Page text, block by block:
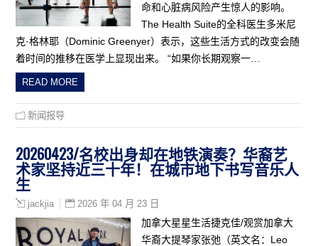
命和心脏病风险产生惊人的影响。
The Health Suite的全科医生多米尼
克·格林耶（Dominic Greenyer）表示，这些生活方式的改变会随
着时间的推移在医学上显现出来。 “如果你长期观察一…
READ MORE
新闻报导
20260423/名校出身却在地铁演奏？华裔艺
术家坚持近三十年！在城市地下书写音乐人
生
jackjia 2026 年 04 月 23 日
加拿大星星生活捷克佳/观赏加拿大
华裔大提琴家张弛（英文名：Leo